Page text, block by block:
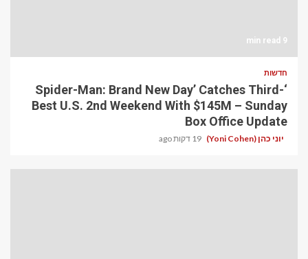
9 min read
חדשות
‘Spider-Man: Brand New Day’ Catches Third-
Best U.S. 2nd Weekend With $145M – Sunday
Box Office Update
יוני כהן (Yoni Cohen) 19 דקות ago